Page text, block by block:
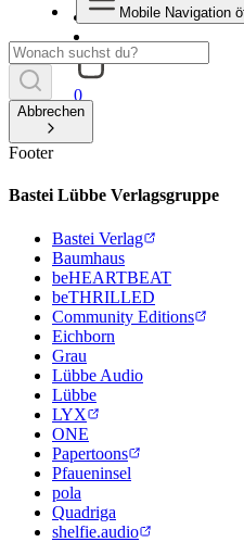
0
Mobile Navigation
Abbrechen
Footer
Bastei Lübbe Verlagsgruppe
Bastei Verlag
Baumhaus
beHEARTBEAT
beTHRILLED
Community Editions
Eichborn
Grau
Lübbe Audio
Lübbe
LYX
ONE
Papertoons
Pfaueninsel
pola
Quadriga
shelfie.audio